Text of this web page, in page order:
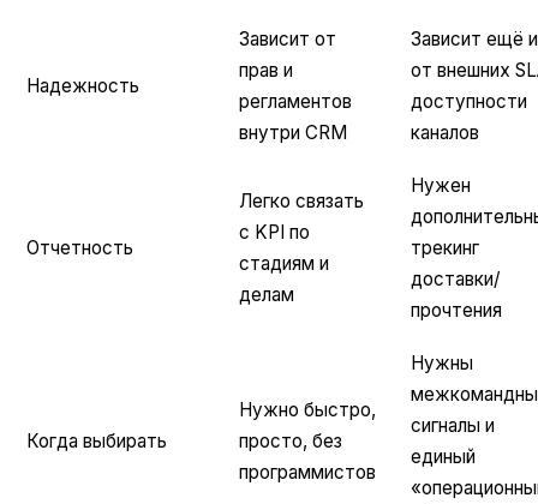
Надежность
Зависит от
прав и
регламентов
внутри CRM
Зависит ещё и
от внешних
доступности
каналов
Отчетность
Легко связать
с KPI по
стадиям и
делам
Нужен
трекинг
доставки/
прочтения
Когда выбирать
Нужно быстро,
просто, без
программистов
Нужны
сигналы и
единый